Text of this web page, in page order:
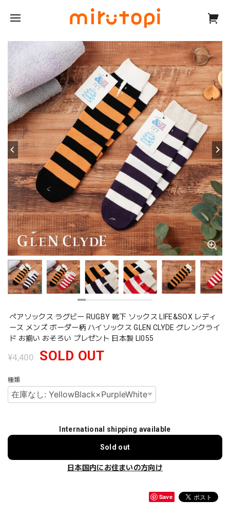
ペアソックス ラグビー RUGBY 靴下 ソックス LIFE&SOX レディ
ース メンズ ボーダー柄 ハイソックス GLEN CLYDE グレンクライ
ド お揃い おそろい プレゼント 日本製 Ll055
¥4,400 SOLD OUT
種類
International shipping available
Sold out
日本国内にお住まいの方向け
Save